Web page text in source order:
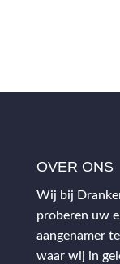
OVER ONS
Wij bij
proberen uw
aangenamer
waar wij in